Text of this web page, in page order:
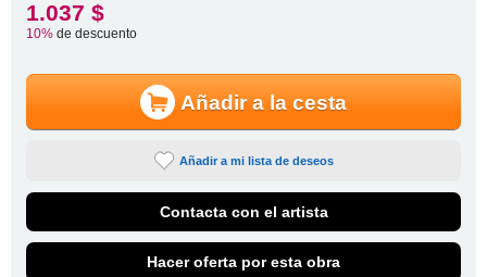
1.037 $
10%de descuento
Añadir a la cesta
Añadir a mi lista de deseos
Contacta con el artista
Hacer oferta por esta obra